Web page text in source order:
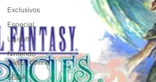
Exclusivos
Especial
Ubisoft
Nintendo
Switch Online
SEGA